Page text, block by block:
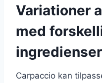
Variationer
med
ingredienser
Carpaccio kan